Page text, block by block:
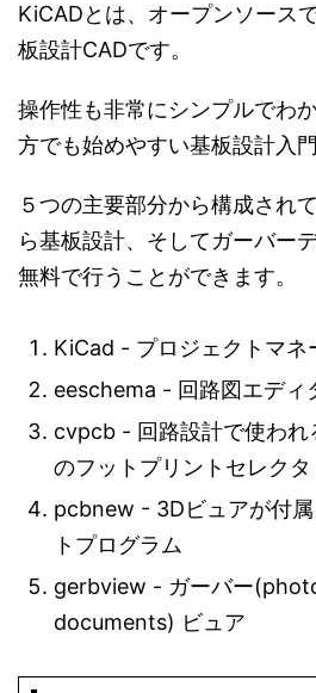
KiCADとは、オープンソース
板設計CADです。
操作性も非常にシンプルでわ
方でも始めやすい基板設計入門
５つの主要部分から構成され
ら基板設計、そしてガーバー
無料で行うことができます。
KiCad - プロジェクトマネ
eeschema - 回路図エディ
cvpcb - 回路設計で使われ
のフットプリントセレクタ
pcbnew - 3Dビュアが付属
トプログラム
gerbview - ガーバー
documents) ビュア